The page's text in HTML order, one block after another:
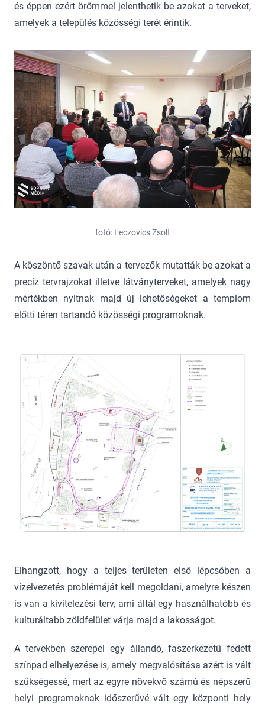
és éppen ezért örömmel jelenthetik be azokat a terveket,
amelyek a település közösségi terét érintik.
fotó: Leczovics Zsolt
A köszöntő szavak után a tervezők mutatták be azokat a
precíz tervrajzokat illetve látványterveket, amelyek nagy
mértékben nyitnak majd új lehetőségeket a templom
előtti téren tartandó közösségi programoknak.
Elhangzott, hogy a teljes területen első lépcsőben a
vízelvezetés problémáját kell megoldani, amelyre készen
is van a kivitelezési terv, ami áltál egy használhatóbb és
kulturáltabb zöldfelület várja majd a lakosságot.
A tervekben szerepel egy állandó, faszerkezetű fedett
színpad elhelyezése is, amely megvalósítása azért is vált
szükségessé, mert az egyre növekvő számú és népszerű
helyi programoknak időszerűvé vált egy központi hely